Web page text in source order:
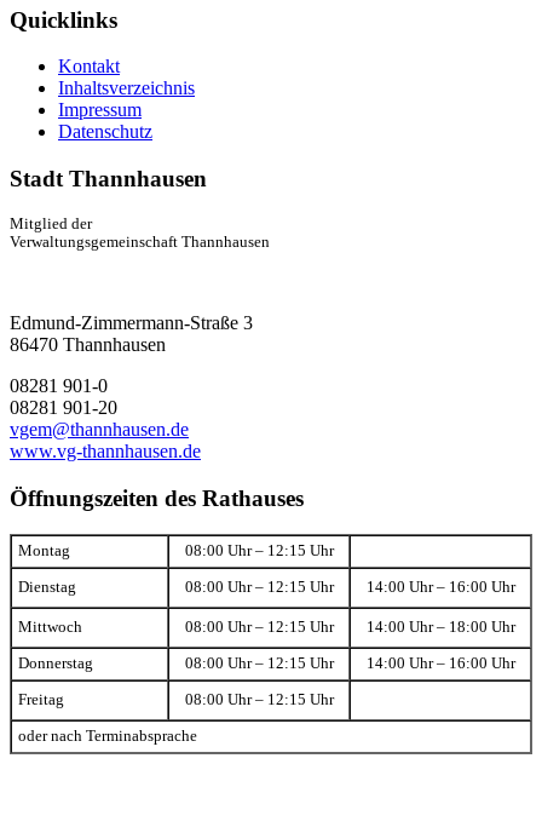
Quicklinks
Kontakt
Inhaltsverzeichnis
Impressum
Datenschutz
Stadt Thannhausen
Mitglied der
Verwaltungsgemeinschaft Thannhausen
Edmund-Zimmermann-Straße 3
86470 Thannhausen
08281 901-0
08281 901-20
vgem@thannhausen.de
www.vg-thannhausen.de
Öffnungszeiten des Rathauses
Montag 08:00 Uhr – 12:15 Uhr
Dienstag 08:00 Uhr – 12:15 Uhr 14:00 Uhr – 16:00 Uhr
Mittwoch 08:00 Uhr – 12:15 Uhr 14:00 Uhr – 18:00 Uhr
Donnerstag 08:00 Uhr – 12:15 Uhr 14:00 Uhr – 16:00 Uhr
Freitag 08:00 Uhr – 12:15 Uhr
oder nach Terminabsprache